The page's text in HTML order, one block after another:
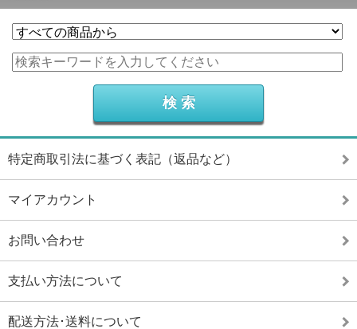
特定商取引法に基づく表記（返品など）
マイアカウント
お問い合わせ
支払い方法について
配送方法･送料について